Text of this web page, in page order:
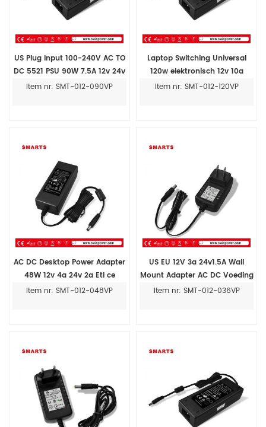
US Plug Input 100-240V AC TO
DC 5521 PSU 90W 7.5A 12v 24v
oplader
Item nr: SMT-012-090VP
Laptop Switching Universal
120w elektronisch 12v 10a
voedingsadapter
Item nr: SMT-012-120VP
AC DC Desktop Power Adapter
48W 12v 4a 24v 2a Etl ce
Item nr: SMT-012-048VP
US EU 12V 3a 24v1.5A Wall
Mount Adapter AC DC Voeding
36W
Item nr: SMT-012-036VP